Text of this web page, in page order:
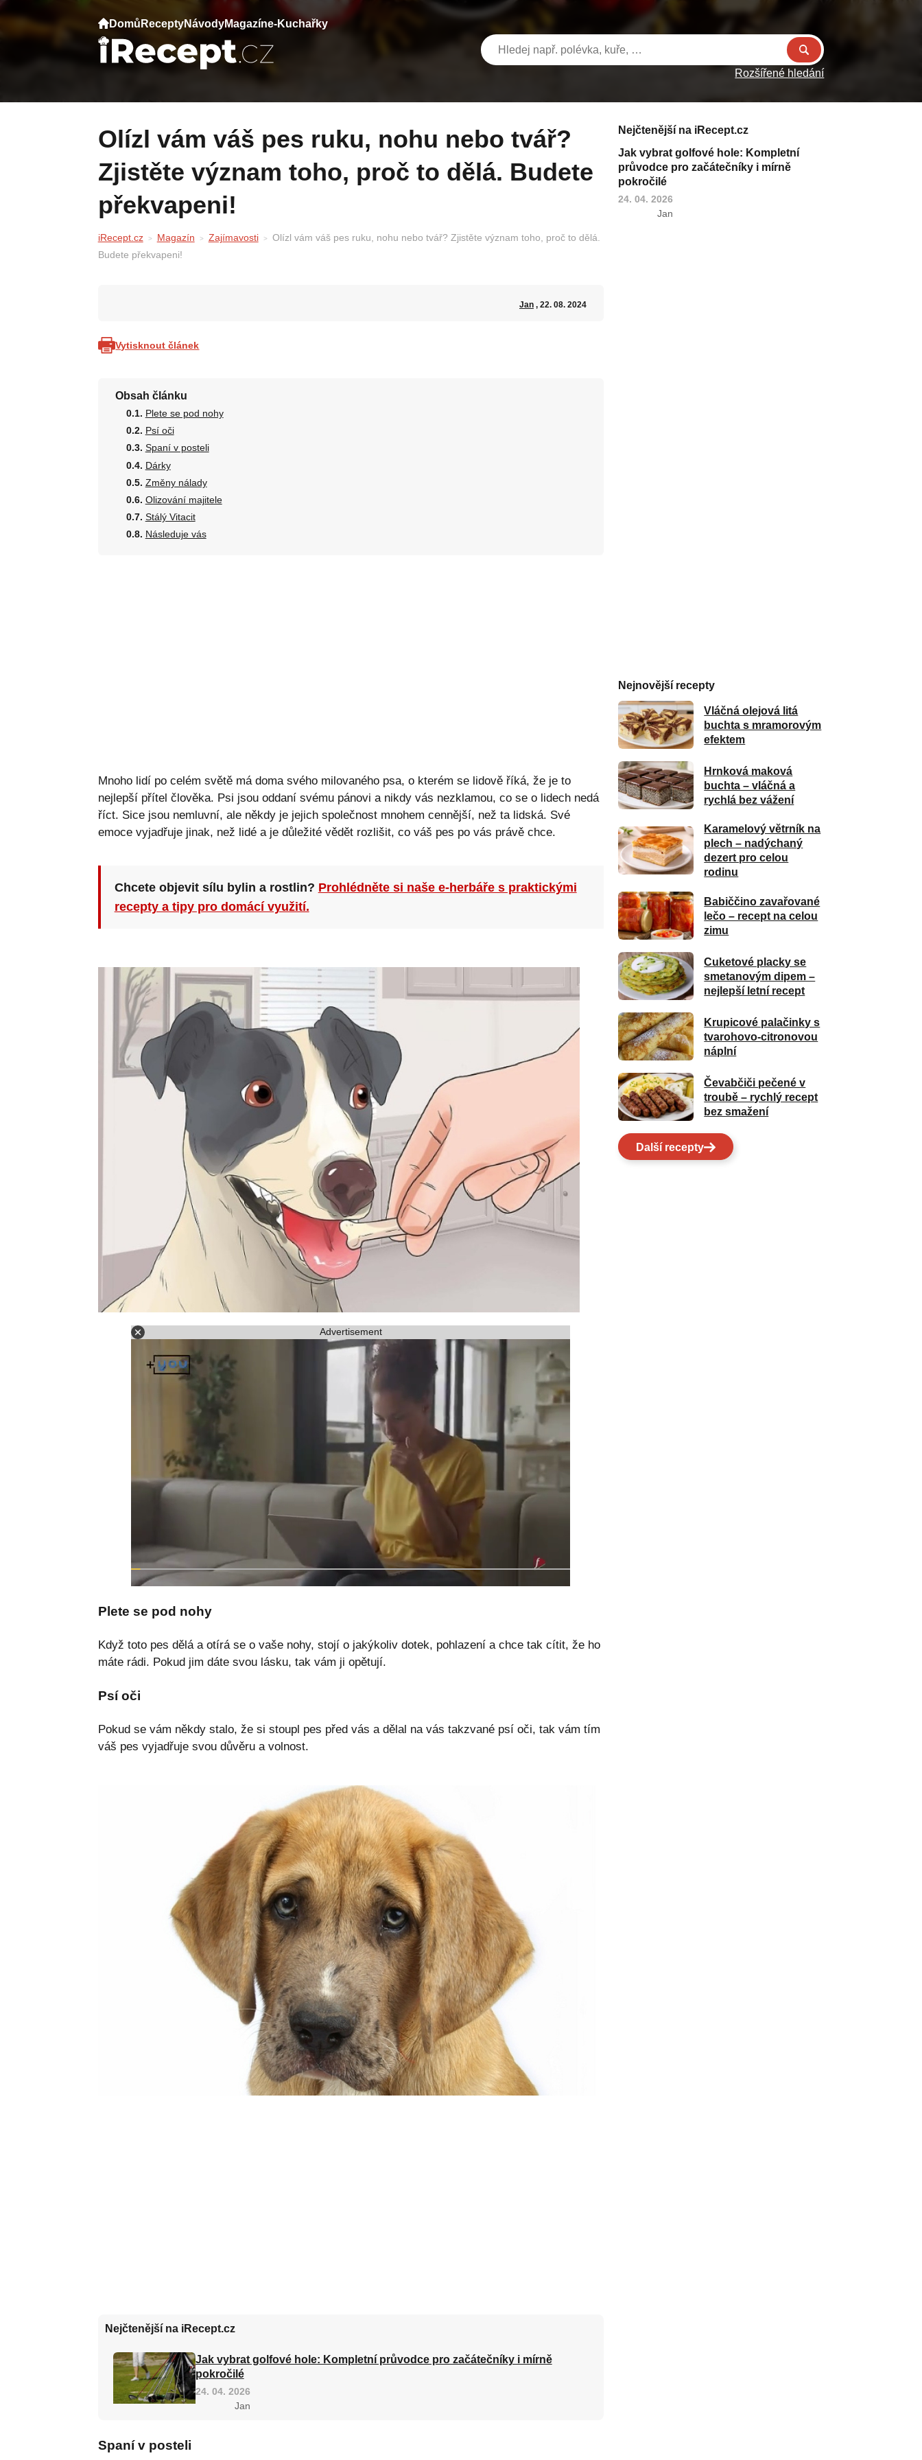
Domů ReceptyNávodyMagazíne-Kuchařky
Rozšířené hledání
Olízl vám váš pes ruku, nohu nebo tvář?
Zjistěte význam toho, proč to dělá. Budete
překvapeni!
iRecept.cz Magazín Zajímavosti
Olízl vám váš pes ruku, nohu nebo tvář? Zjistěte význam toho, proč to dělá.
Budete překvapeni!
Jan, 22. 08. 2024
Vytisknout článek
Obsah článku
Plete se pod nohy
Psí oči
Spaní v posteli
Dárky
Změny nálady
Olizování majitele
Stálý Vitacit
Následuje vás
Mnoho lidí po celém světě má doma svého milovaného psa, o kterém se lidově říká, že je to
nejlepší přítel člověka. Psi jsou oddaní svému pánovi a nikdy vás nezklamou, co se o lidech nedá
říct. Sice jsou nemluvní, ale někdy je jejich společnost mnohem cennější, než ta lidská. Své
emoce vyjadřuje jinak, než lidé a je důležité vědět rozlišit, co váš pes po vás právě chce.
Chcete objevit sílu bylin a rostlin? Prohlédněte si naše e-herbáře s praktickými
recepty a tipy pro domácí využití.
Advertisement
Plete se pod nohy
Když toto pes dělá a otírá se o vaše nohy, stojí o jakýkoliv dotek, pohlazení a chce tak cítit, že ho
máte rádi. Pokud jim dáte svou lásku, tak vám ji opětují.
Psí oči
Pokud se vám někdy stalo, že si stoupl pes před vás a dělal na vás takzvané psí oči, tak vám tím
váš pes vyjadřuje svou důvěru a volnost.
Nejčtenější na iRecept.cz
Jak vybrat golfové hole: Kompletní průvodce pro začátečníky i mírně
pokročilé
24. 04. 2026
Jan
Spaní v posteli
Nejčtenější na iRecept.cz
Jak vybrat golfové hole: Kompletní
průvodce pro začátečníky i mírně
pokročilé
24. 04. 2026
Jan
Nejnovější recepty
Vláčná olejová litá
buchta s mramorovým
efektem
Hrnková maková
buchta – vláčná a
rychlá bez vážení
Karamelový větrník na
plech – nadýchaný
dezert pro celou
rodinu
Babiččino zavařované
lečo – recept na celou
zimu
Cuketové placky se
smetanovým dipem –
nejlepší letní recept
Krupicové palačinky s
tvarohovo-citronovou
náplní
Čevabčiči pečené v
troubě – rychlý recept
bez smažení
Další recepty